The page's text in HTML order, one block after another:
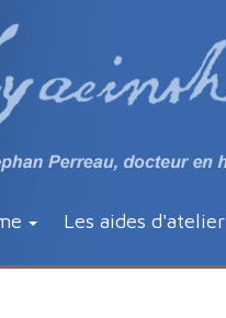
Les aides d'atelier